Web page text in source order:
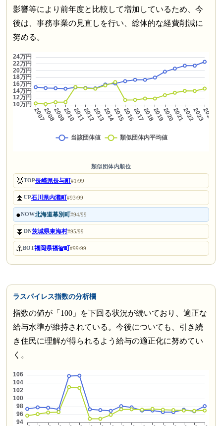
影響等により前年度と比較して増加しているため、今
後は、事務事業の見直しを行い、総体的な経費削減に
努める。
類似団体内順位
🥇TOP長崎県長与町#1/99
⏫UP石川県内灘町#93/99
●NOW北海道幕別町#94/99
⏬DN茨城県東海村#95/99
⚓BOT福岡県福智町#99/99
ラスパイレス指数の分析欄
指数の値が「100」を下回る状況が続いており、適正な
給与水準が維持されている。今後についても、引き続
き住民に理解が得られるよう給与の適正化に努めてい
く。